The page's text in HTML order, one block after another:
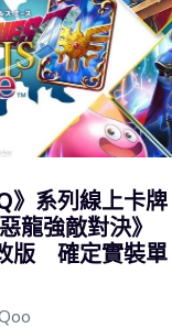
》系列線上卡牌
龍強敵對決》
版 確定實裝單